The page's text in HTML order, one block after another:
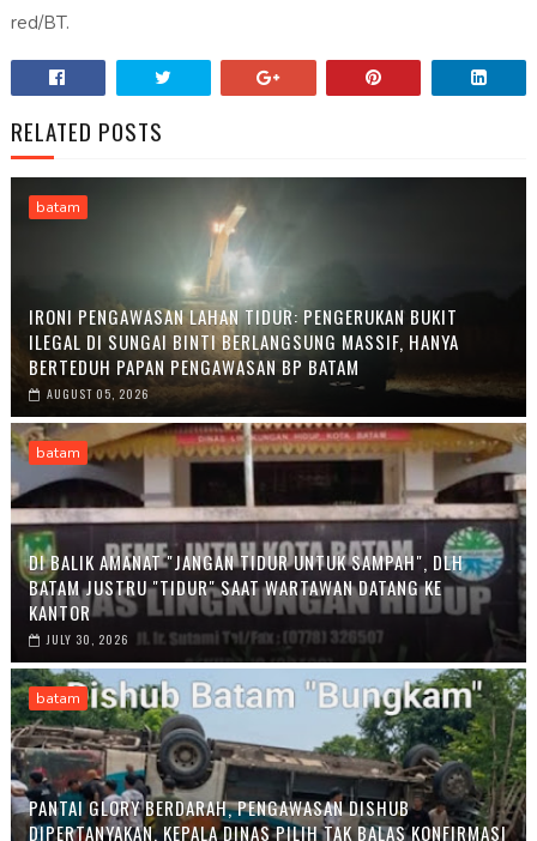
red/BT.
RELATED POSTS
batam
IRONI PENGAWASAN LAHAN TIDUR: PENGERUKAN BUKIT
ILEGAL DI SUNGAI BINTI BERLANGSUNG MASSIF, HANYA
BERTEDUH PAPAN PENGAWASAN BP BATAM
AUGUST 05, 2026
batam
DI BALIK AMANAT "JANGAN TIDUR UNTUK SAMPAH", DLH
BATAM JUSTRU "TIDUR" SAAT WARTAWAN DATANG KE
KANTOR
JULY 30, 2026
batam
PANTAI GLORY BERDARAH, PENGAWASAN DISHUB
DIPERTANYAKAN, KEPALA DINAS PILIH TAK BALAS KONFIRMASI